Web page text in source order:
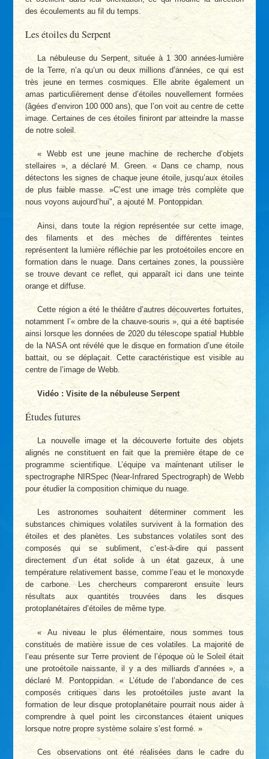
des écoulements au fil du temps.
Les étoiles du Serpent
La nébuleuse du Serpent, située à 1 300 années-lumière
de la Terre, n’a qu’un ou deux millions d’années, ce qui est
très jeune en termes cosmiques. Elle abrite également un
amas particulièrement dense d’étoiles nouvellement formées
(âgées d’environ 100 000 ans), que l’on voit au centre de cette
image. Certaines de ces étoiles finiront par atteindre la masse
de notre soleil.
« Webb est une jeune machine de recherche d’objets
stellaires », a déclaré M. Green. « Dans ce champ, nous
détectons les signes de chaque jeune étoile, jusqu’aux étoiles
de plus faible masse. »C’est une image très complète que
nous voyons aujourd’hui", a ajouté M. Pontoppidan.
Ainsi, dans toute la région représentée sur cette image,
des filaments et des mèches de différentes teintes
représentent la lumière réfléchie par les protoétoiles encore en
formation dans le nuage. Dans certaines zones, la poussière
se trouve devant ce reflet, qui apparaît ici dans une teinte
orange et diffuse.
Cette région a été le théâtre d’autres découvertes fortuites,
notamment l’« ombre de la chauve-souris », qui a été baptisée
ainsi lorsque les données de 2020 du télescope spatial Hubble
de la NASA ont révélé que le disque en formation d’une étoile
battait, ou se déplaçait. Cette caractéristique est visible au
centre de l’image de Webb.
Vidéo : Visite de la nébuleuse Serpent
Études futures
La nouvelle image et la découverte fortuite des objets
alignés ne constituent en fait que la première étape de ce
programme scientifique. L’équipe va maintenant utiliser le
spectrographe NIRSpec (Near-Infrared Spectrograph) de Webb
pour étudier la composition chimique du nuage.
Les astronomes souhaitent déterminer comment les
substances chimiques volatiles survivent à la formation des
étoiles et des planètes. Les substances volatiles sont des
composés qui se subliment, c’est-à-dire qui passent
directement d’un état solide à un état gazeux, à une
température relativement basse, comme l’eau et le monoxyde
de carbone. Les chercheurs compareront ensuite leurs
résultats aux quantités trouvées dans les disques
protoplanétaires d’étoiles de même type.
« Au niveau le plus élémentaire, nous sommes tous
constitués de matière issue de ces volatiles. La majorité de
l’eau présente sur Terre provient de l’époque où le Soleil était
une protoétoile naissante, il y a des milliards d’années », a
déclaré M. Pontoppidan. « L’étude de l’abondance de ces
composés critiques dans les protoétoiles juste avant la
formation de leur disque protoplanétaire pourrait nous aider à
comprendre à quel point les circonstances étaient uniques
lorsque notre propre système solaire s’est formé. »
Ces observations ont été réalisées dans le cadre du